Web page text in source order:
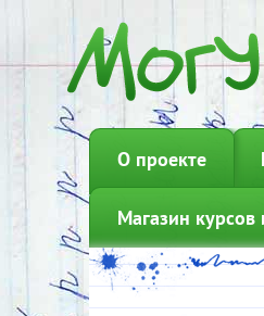
О проекте
Магазин курсов